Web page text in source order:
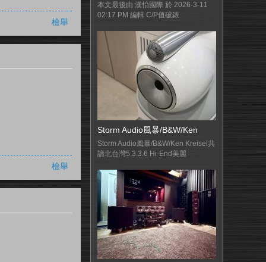
檢舉
檢舉
本文最後由 漢怡國際 於 2026-3-11
02:17 PM 編輯 C/P值破錶
Storm Audio風暴/B&W/Ken
Storm Audio風暴/B&W/Ken Kreisel共
譜北台灣5.3.3.6 Hi-End美麗